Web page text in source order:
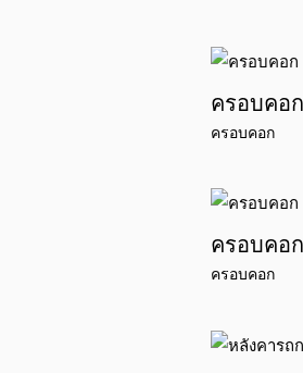
ครอบคอ
ครอบคอก
ครอบคอ
ครอบคอก